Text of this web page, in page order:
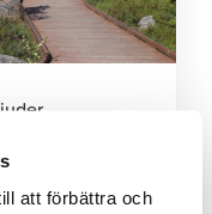
att förbättra och